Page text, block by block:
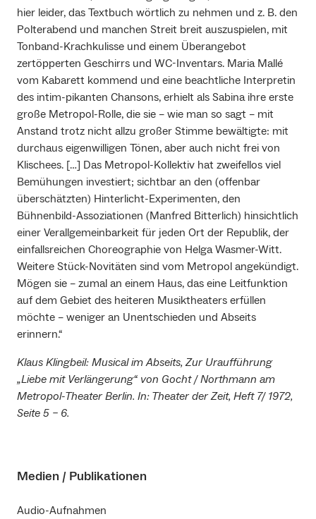
hier leider, das Textbuch wörtlich zu nehmen und z. B. den
Polterabend und manchen Streit breit auszuspielen, mit
Tonband-Krachkulisse und einem Überangebot
zertöpperten Geschirrs und WC-Inventars. Maria Mallé
vom Kabarett kommend und eine beachtliche Interpretin
des intim-pikanten Chansons, erhielt als Sabina ihre erste
große Metropol-Rolle, die sie – wie man so sagt – mit
Anstand trotz nicht allzu großer Stimme bewältigte: mit
durchaus eigenwilligen Tönen, aber auch nicht frei von
Klischees. […] Das Metropol-Kollektiv hat zweifellos viel
Bemühungen investiert; sichtbar an den (offenbar
überschätzten) Hinterlicht-Experimenten, den
Bühnenbild-Assoziationen (Manfred Bitterlich) hinsichtlich
einer Verallgemeinbarkeit für jeden Ort der Republik, der
einfallsreichen Choreographie von Helga Wasmer-Witt.
Weitere Stück-Novitäten sind vom Metropol angekündigt.
Mögen sie – zumal an einem Haus, das eine Leitfunktion
auf dem Gebiet des heiteren Musiktheaters erfüllen
möchte – weniger an Unentschieden und Abseits
erinnern.“
Klaus Klingbeil: Musical im Abseits, Zur Uraufführung
„Liebe mit Verlängerung“ von Gocht / Northmann am
Metropol-Theater Berlin. In: Theater der Zeit, Heft 7/ 1972,
Seite 5 – 6.
Medien / Publikationen
Audio-Aufnahmen